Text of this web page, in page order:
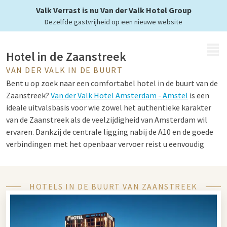
Valk Verrast is nu Van der Valk Hotel Group
Dezelfde gastvrijheid op een nieuwe website
Hotel in de Zaanstreek
VAN DER VALK IN DE BUURT
Bent u op zoek naar een comfortabel hotel in de buurt van de
Zaanstreek? Van der Valk Hotel Amsterdam - Amstel is een
ideale uitvalsbasis voor wie zowel het authentieke karakter
van de Zaanstreek als de veelzijdigheid van Amsterdam wil
ervaren. Dankzij de centrale ligging nabij de A10 en de goede
verbindingen met het openbaar vervoer reist u eenvoudig
Tips voor in de Zaanstreek en
HOTELS IN DE BUURT VAN ZAANSTREEK